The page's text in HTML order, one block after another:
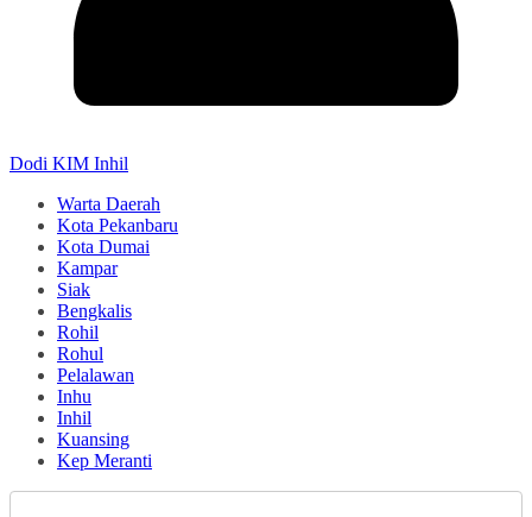
Dodi KIM Inhil
Warta Daerah
Kota Pekanbaru
Kota Dumai
Kampar
Siak
Bengkalis
Rohil
Rohul
Pelalawan
Inhu
Inhil
Kuansing
Kep Meranti